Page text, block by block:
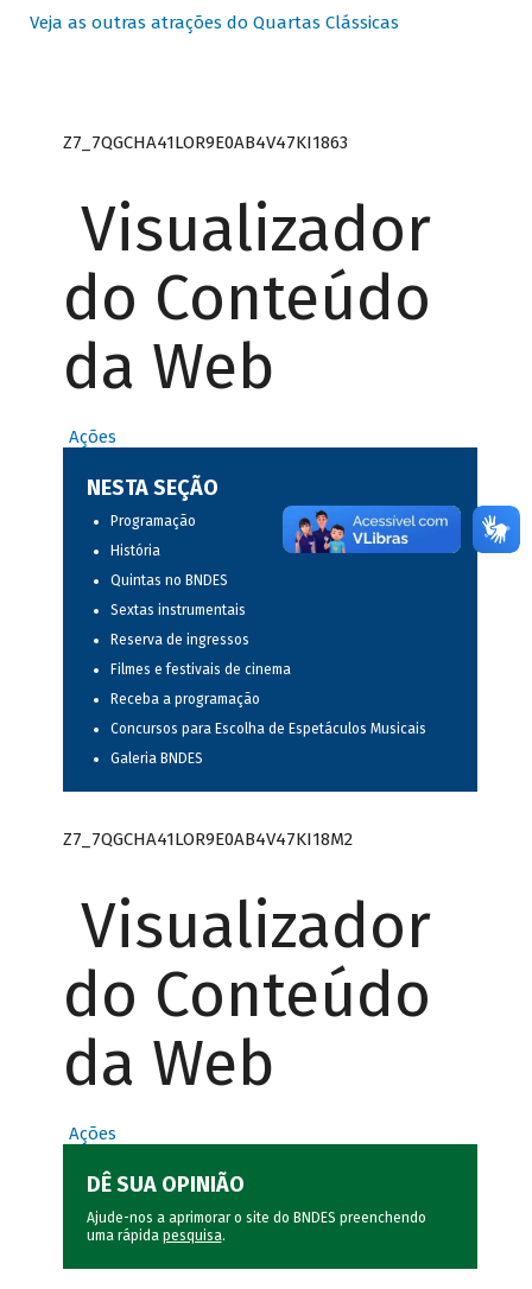
Veja as outras atrações do Quartas Clássicas
Z7_7QGCHA41LOR9E0AB4V47KI1863
Visualizador
do Conteúdo
da Web
Ações
NESTA SEÇÃO
Programação
História
Quintas no BNDES
Sextas instrumentais
Reserva de ingressos
Filmes e festivais de cinema
Receba a programação
Concursos para Escolha de Espetáculos Musicais
Galeria BNDES
Z7_7QGCHA41LOR9E0AB4V47KI18M2
Visualizador
do Conteúdo
da Web
Ações
DÊ SUA OPINIÃO
Ajude-nos a aprimorar o site do BNDES preenchendo
uma rápida pesquisa.